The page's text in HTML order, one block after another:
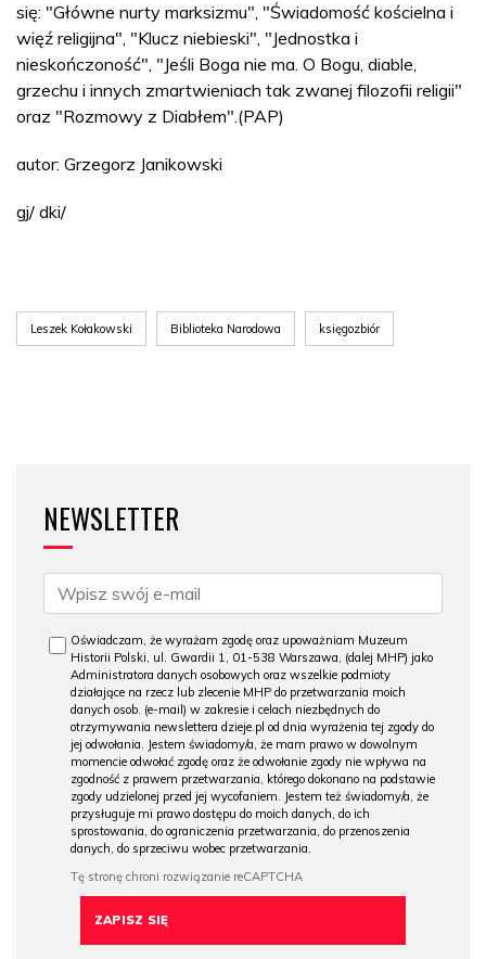
się: "Główne nurty marksizmu", "Świadomość kościelna i
więź religijna", "Klucz niebieski", "Jednostka i
nieskończoność", "Jeśli Boga nie ma. O Bogu, diable,
grzechu i innych zmartwieniach tak zwanej filozofii religii"
oraz "Rozmowy z Diabłem".(PAP)
autor: Grzegorz Janikowski
gj/ dki/
Leszek Kołakowski Biblioteka Narodowa księgozbiór
NEWSLETTER
Oświadczam, że wyrażam zgodę oraz upoważniam Muzeum
Historii Polski, ul. Gwardii 1, 01-538 Warszawa, (dalej MHP) jako
Administratora danych osobowych oraz wszelkie podmioty
działające na rzecz lub zlecenie MHP do przetwarzania moich
danych osob. (e-mail) w zakresie i celach niezbędnych do
otrzymywania newslettera dzieje.pl od dnia wyrażenia tej zgody do
jej odwołania. Jestem świadomy/a, że mam prawo w dowolnym
momencie odwołać zgodę oraz że odwołanie zgody nie wpływa na
zgodność z prawem przetwarzania, którego dokonano na podstawie
zgody udzielonej przed jej wycofaniem. Jestem też świadomy/a, że
przysługuje mi prawo dostępu do moich danych, do ich
sprostowania, do ograniczenia przetwarzania, do przenoszenia
danych, do sprzeciwu wobec przetwarzania.